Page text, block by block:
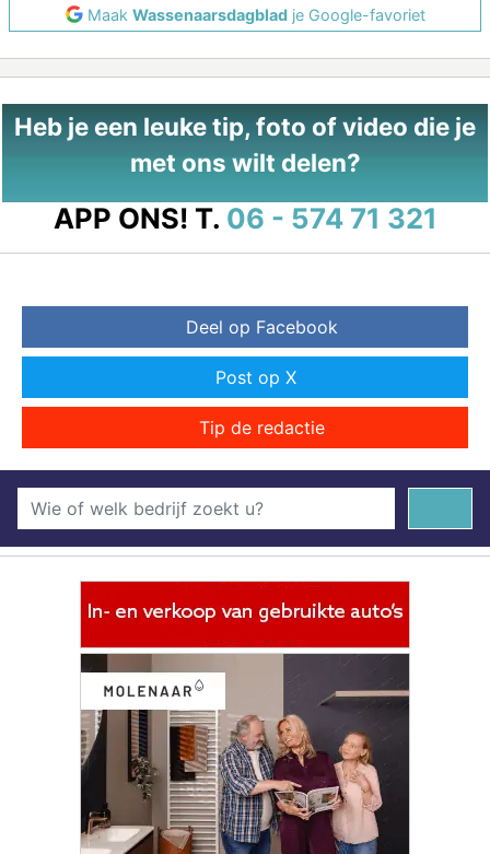
Maak Wassenaarsdagbladje Google-favoriet
Heb je een leuke tip, foto of video die je
met ons wilt delen?
APP ONS! T. 06 - 574 71 321
Deel op Facebook
Post op X
Tip de redactie